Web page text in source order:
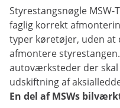
Styrestangsnøgle MSW-
faglig korrekt
typer køretøjer, uden at
afmontere
autoværksteder der
udskiftning af
En del af MSWs